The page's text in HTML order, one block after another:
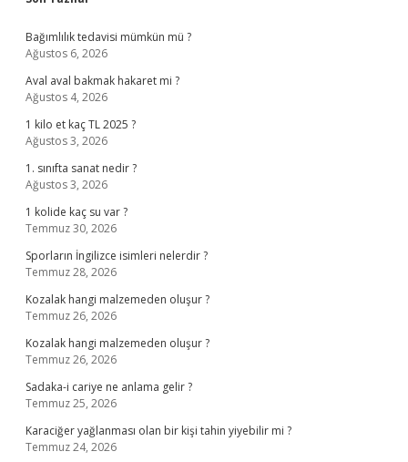
Sidebar
Bağımlılık tedavisi mümkün mü ?
Ağustos 6, 2026
Aval aval bakmak hakaret mi ?
Ağustos 4, 2026
1 kilo et kaç TL 2025 ?
Ağustos 3, 2026
1. sınıfta sanat nedir ?
Ağustos 3, 2026
1 kolide kaç su var ?
Temmuz 30, 2026
Sporların İngilizce isimleri nelerdir ?
Temmuz 28, 2026
Kozalak hangi malzemeden oluşur ?
Temmuz 26, 2026
Kozalak hangi malzemeden oluşur ?
Temmuz 26, 2026
Sadaka-i cariye ne anlama gelir ?
Temmuz 25, 2026
Karaciğer yağlanması olan bir kişi tahin yiyebilir mi ?
Temmuz 24, 2026